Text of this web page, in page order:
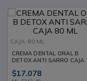
CAJA 80 ML
CREMA DENTAL ORAL B
DETOX ANTI SARRO CAJA
$17.078